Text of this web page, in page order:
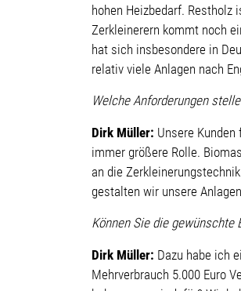
hohen Heizbedarf.
Zerkleinerern kommt noch
hat sich insbesondere in
relativ viele Anlagen nach
Welche Anforderungen
Dirk Müller: Unsere
immer größere Rolle.
an die
gestalten wir unsere
Können Sie die gewünschte
Dirk Müller: Dazu habe ich
Mehrverbrauch 5.000 Euro